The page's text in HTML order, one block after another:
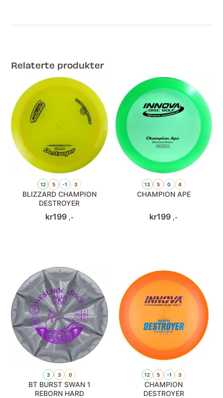
Relaterte produkter
12 5 -1 3
BLIZZARD CHAMPION
DESTROYER
kr199 ,-
13 5 0 4
CHAMPION APE
kr199 ,-
3 3 0
BT BURST SWAN 1
REBORN HARD
12 5 -1 3
CHAMPION
DESTROYER